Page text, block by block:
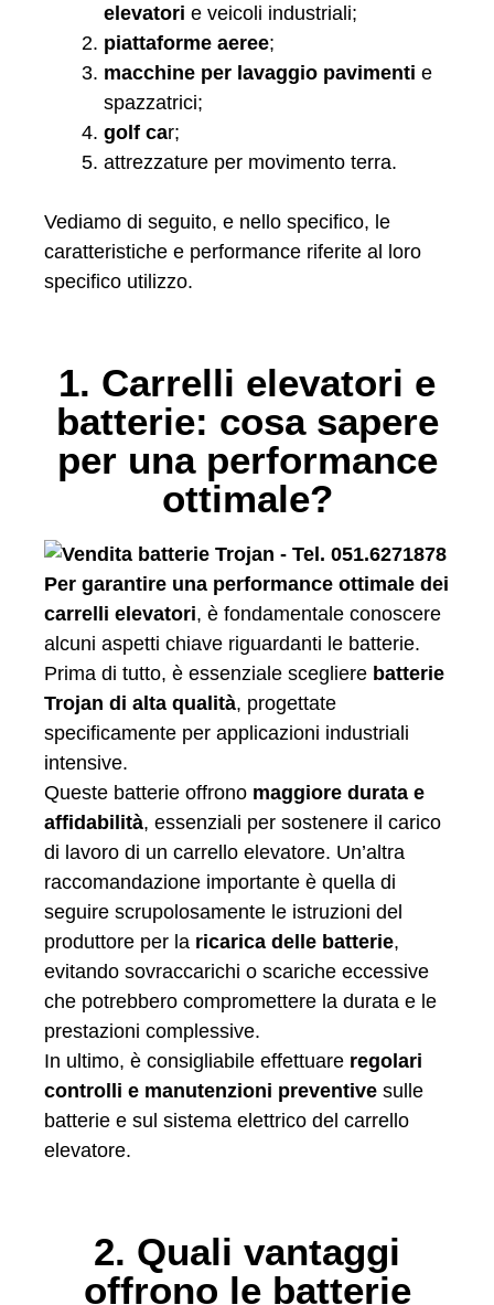
elevatori e veicoli industriali;
piattaforme aeree;
macchine per lavaggio pavimenti e
spazzatrici;
golf car;
attrezzature per movimento terra.
Vediamo di seguito, e nello specifico, le
caratteristiche e performance riferite al loro
specifico utilizzo.
1. Carrelli elevatori e
batterie: cosa sapere
per una performance
ottimale?
Per garantire una performance ottimale dei
carrelli elevatori, è fondamentale conoscere
alcuni aspetti chiave riguardanti le batterie.
Prima di tutto, è essenziale scegliere batterie
Trojan di alta qualità, progettate
specificamente per applicazioni industriali
intensive.
Queste batterie offrono maggiore durata e
affidabilità, essenziali per sostenere il carico
di lavoro di un carrello elevatore. Un’altra
raccomandazione importante è quella di
seguire scrupolosamente le istruzioni del
produttore per la ricarica delle batterie,
evitando sovraccarichi o scariche eccessive
che potrebbero compromettere la durata e le
prestazioni complessive.
In ultimo, è consigliabile effettuare regolari
controlli e manutenzioni preventive sulle
batterie e sul sistema elettrico del carrello
elevatore.
2. Quali vantaggi
offrono le batterie